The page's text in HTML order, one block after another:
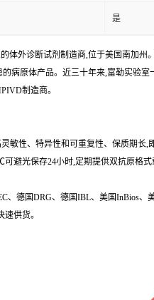
是
体外诊断试剂制造商,位于美国南加
病原体产品。近三十年来,富勒实验
制造商。
敏性、特异性和可重复性、保质期
避光保存24小时,定期提供双抗原格
、德国DRG、德国IBL、美国InBios
供货。